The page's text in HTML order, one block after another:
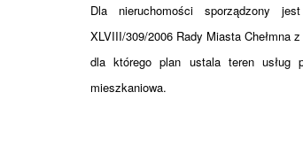
Dla nieruchomości sporządzony
XLVIII/309/2006 Rady Miasta Chełmna
dla którego plan ustala teren usług
mieszkaniowa.